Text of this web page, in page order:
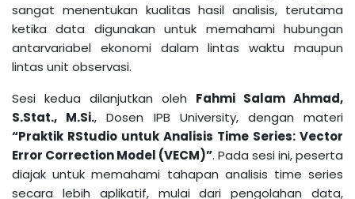
sangat menentukan kualitas hasil analisis, terutama
ketika data digunakan untuk memahami hubungan
antarvariabel ekonomi dalam lintas waktu maupun
lintas unit observasi.
Sesi kedua dilanjutkan oleh Fahmi Salam Ahmad,
S.Stat., M.Si., Dosen IPB University, dengan materi
“Praktik RStudio untuk Analisis Time Series: Vector
Error Correction Model (VECM)”. Pada sesi ini, peserta
diajak untuk memahami tahapan analisis time series
secara lebih aplikatif, mulai dari pengolahan data,